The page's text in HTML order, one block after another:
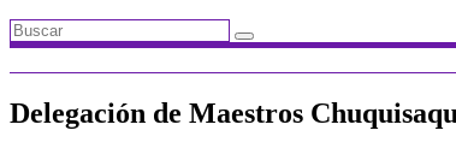
Delegación de Maestros